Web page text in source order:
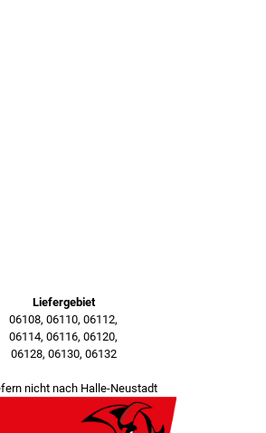
Liefergebiet
06108, 06110, 06112,
06114, 06116, 06120,
06128, 06130, 06132
nicht nach Halle-Neustadt